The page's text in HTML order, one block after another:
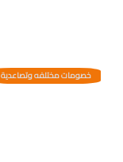
خصومات مختلفه وتصاعدية